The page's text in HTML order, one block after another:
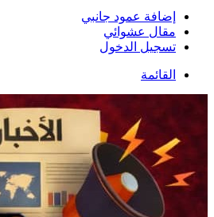
إضافة عمود جانبي
مقال عشوائي
تسجيل الدخول
القائمة